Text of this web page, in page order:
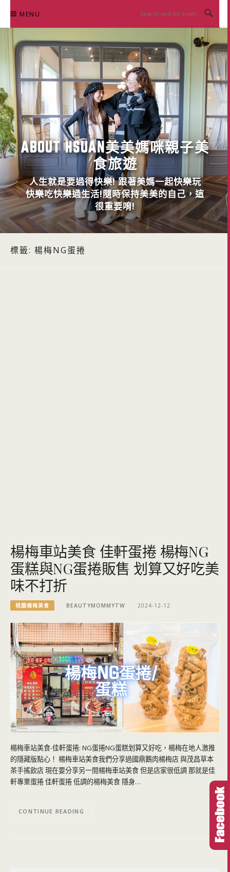
content
MENU
ABOUT HSUAN美美媽咪親子美
食旅遊
人生就是要過得快樂! 跟著美媽一起快樂玩
快樂吃快樂過生活!隨時保持美美的自己，這
很重要唷!
標籤: 楊梅NG蛋捲
楊梅車站美食 佳軒蛋捲 楊梅NG
蛋糕與NG蛋捲販售 划算又好吃美
味不打折
桃園楊梅美食 BEAUTYMOMMYTW 2024-12-12
楊梅車站美食-佳軒蛋捲: NG蛋捲NG蛋糕划算又好吃，楊梅在地人激推
的隱藏版點心！ 楊梅車站美食我們分享過國鼎鵝肉楊梅店 與茂昌草本
茶手搖飲店 現在要分享另一間楊梅車站美食 但是店家很低調 那就是佳
軒專業蛋捲 佳軒蛋捲 低調的楊梅美食 隱身…
CONTINUE READING